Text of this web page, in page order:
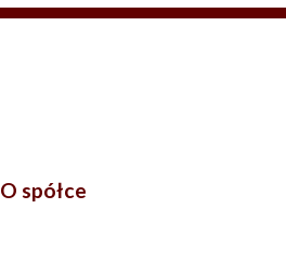
O spółce